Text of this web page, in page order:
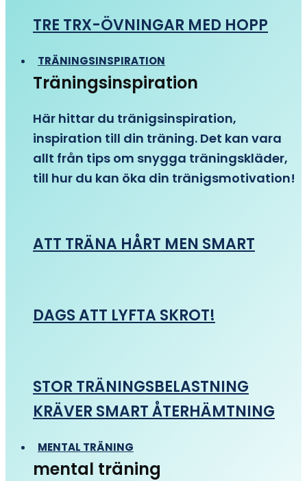
TRE TRX-ÖVNINGAR MED HOPP
TRÄNINGSINSPIRATION
Träningsinspiration
Här hittar du tränigsinspiration,
inspiration till din träning. Det kan vara
allt från tips om snygga träningskläder,
till hur du kan öka din tränigsmotivation!
ATT TRÄNA HÅRT MEN SMART
DAGS ATT LYFTA SKROT!
STOR TRÄNINGSBELASTNING
KRÄVER SMART ÅTERHÄMTNING
MENTAL TRÄNING
mental träning